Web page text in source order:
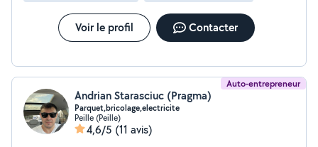
Voir le profil Contacter
Auto-entrepreneur
Andrian Starasciuc (Pragma)
Parquet,bricolage,electricite
Peille (Peille)
4,6/5 (11 avis)